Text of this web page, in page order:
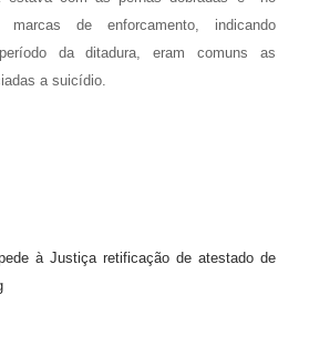
de enforcamento, indicando
da ditadura, eram comuns as
a suicídio.
à Justiça retificação de atestado de